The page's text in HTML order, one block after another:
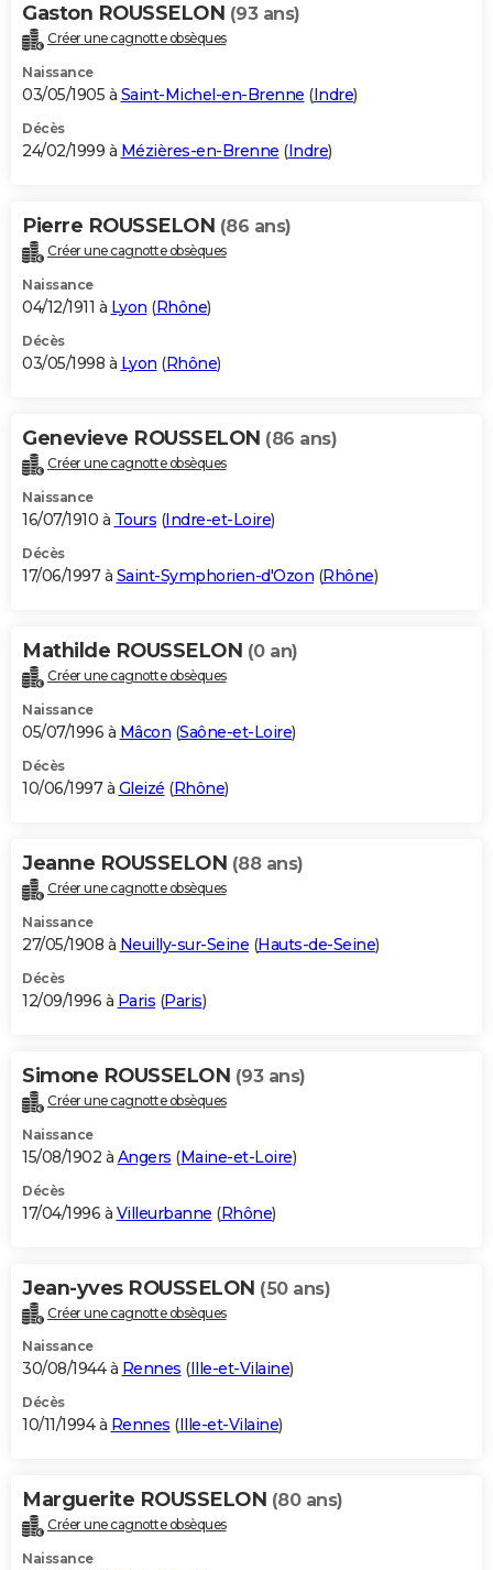
Gaston ROUSSELON (93 ans)
Créer une cagnotte obsèques
Naissance
03/05/1905 à Saint-Michel-en-Brenne (Indre)
Décès
24/02/1999 à Mézières-en-Brenne (Indre)
Pierre ROUSSELON (86 ans)
Créer une cagnotte obsèques
Naissance
04/12/1911 à Lyon (Rhône)
Décès
03/05/1998 à Lyon (Rhône)
Genevieve ROUSSELON (86 ans)
Créer une cagnotte obsèques
Naissance
16/07/1910 à Tours (Indre-et-Loire)
Décès
17/06/1997 à Saint-Symphorien-d'Ozon (Rhône)
Mathilde ROUSSELON (0 an)
Créer une cagnotte obsèques
Naissance
05/07/1996 à Mâcon (Saône-et-Loire)
Décès
10/06/1997 à Gleizé (Rhône)
Jeanne ROUSSELON (88 ans)
Créer une cagnotte obsèques
Naissance
27/05/1908 à Neuilly-sur-Seine (Hauts-de-Seine)
Décès
12/09/1996 à Paris (Paris)
Simone ROUSSELON (93 ans)
Créer une cagnotte obsèques
Naissance
15/08/1902 à Angers (Maine-et-Loire)
Décès
17/04/1996 à Villeurbanne (Rhône)
Jean-yves ROUSSELON (50 ans)
Créer une cagnotte obsèques
Naissance
30/08/1944 à Rennes (Ille-et-Vilaine)
Décès
10/11/1994 à Rennes (Ille-et-Vilaine)
Marguerite ROUSSELON (80 ans)
Créer une cagnotte obsèques
Naissance